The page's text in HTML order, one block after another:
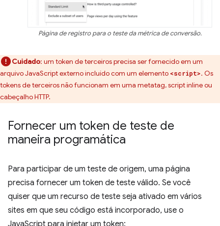
Página de registro para o teste da métrica de conversão.
Cuidado: um token de terceiros precisa ser fornecido em um
arquivo JavaScript externo incluído com um elemento <script>. Os
tokens de terceiros não funcionam em uma metatag, script inline ou
cabeçalho HTTP.
Fornecer um token de teste de
maneira programática
Para participar de um teste de origem, uma página
precisa fornecer um token de teste válido. Se você
quiser que um recurso de teste seja ativado em vários
sites em que seu código está incorporado, use o